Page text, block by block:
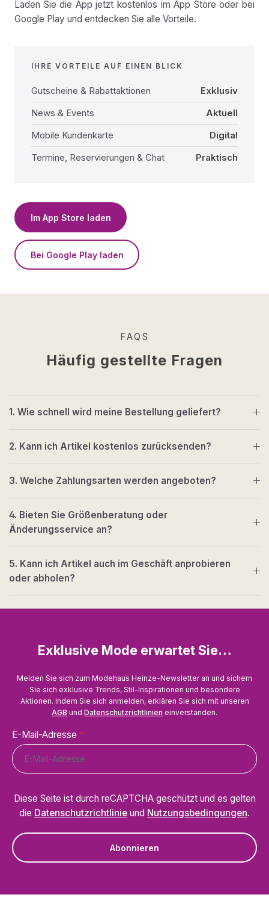
Laden Sie die App jetzt kostenlos im App Store oder bei
Google Play und entdecken Sie alle Vorteile.
IHRE VORTEILE AUF EINEN BLICK
Gutscheine & Rabattaktionen
Exklusiv
News & Events
Aktuell
Mobile Kundenkarte
Digital
Termine, Reservierungen & Chat
Praktisch
Im App Store laden
Bei Google Play laden
FAQS
Häufig gestellte Fragen
1. Wie schnell wird meine Bestellung geliefert?
2. Kann ich Artikel kostenlos zurücksenden?
3. Welche Zahlungsarten werden angeboten?
4. Bieten Sie Größenberatung oder
Änderungsservice an?
5. Kann ich Artikel auch im Geschäft anprobieren
oder abholen?
Exklusive Mode erwartet Sie…
Melden Sie sich zum Modehaus Heinze-Newsletter an und sichern
Sie sich exklusive Trends, Stil-Inspirationen und besondere
Aktionen. Indem Sie sich anmelden, erklären Sie sich mit unseren
AGB und Datenschutzrichtlinien einverstanden.
E-Mail-Adresse *
Diese Seite ist durch reCAPTCHA geschützt und es gelten
die Datenschutzrichtlinie und Nutzungsbedingungen.
Abonnieren